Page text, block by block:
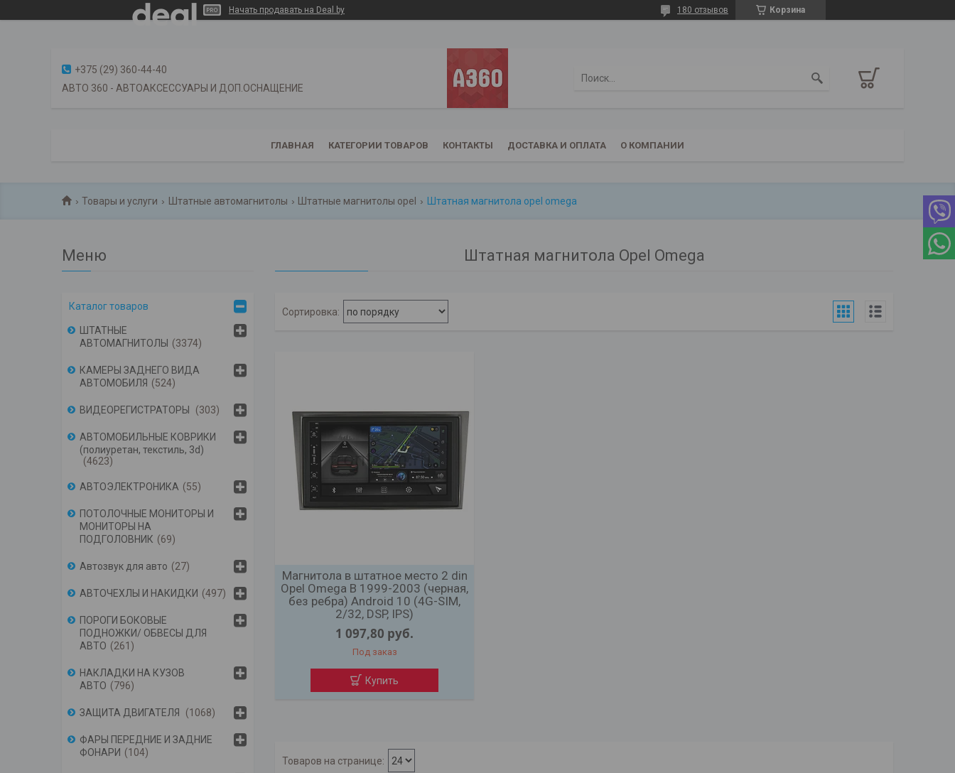
Начать продавать на Deal.by Корзина
180 отзывов
+375 (29) 360-44-40
АВТО 360 - АВТОАКСЕССУАРЫ И ДОП.ОСНАЩЕНИЕ
ГЛАВНАЯ КАТЕГОРИИ ТОВАРОВ КОНТАКТЫ ДОСТАВКА И ОПЛАТА О КОМПАНИИ
Товары и услуги Штатные автомагнитолы Штатные магнитолы opel Штатная магнитола opel omega
Штатная магнитола Opel Omega
Магнитола в штатное место 2 din
Opel Omega B 1999-2003 (черная,
без ребра) Android 10 (4G-SIM,
2/32, DSP, IPS)
1 097,80 руб.
Под заказ
Купить
Каталог товаров
ШТАТНЫЕ
АВТОМАГНИТОЛЫ
3374
КАМЕРЫ ЗАДНЕГО ВИДА
АВТОМОБИЛЯ
524
ВИДЕОРЕГИСТРАТОРЫ 303
АВТОМОБИЛЬНЫЕ КОВРИКИ
(полиуретан, текстиль, 3d)
4623
АВТОЭЛЕКТРОНИКА 55
ПОТОЛОЧНЫЕ МОНИТОРЫ И
МОНИТОРЫ НА
ПОДГОЛОВНИК
69
Автозвук для авто 27
АВТОЧЕХЛЫ И НАКИДКИ 497
ПОРОГИ БОКОВЫЕ
ПОДНОЖКИ/ ОБВЕСЫ ДЛЯ
АВТО
261
НАКЛАДКИ НА КУЗОВ
АВТО
796
ЗАЩИТА ДВИГАТЕЛЯ 1068
ФАРЫ ПЕРЕДНИЕ И ЗАДНИЕ
ФОНАРИ
104